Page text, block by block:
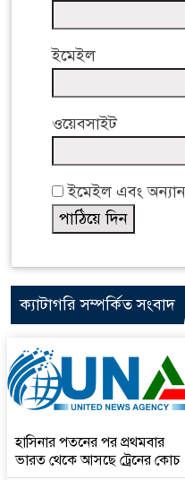
ইমেইল
ওয়েবসাইট
ইমেইল এবং
ক্যাটাগরি সম্পর্কিত সংবাদ
হাসিনার পতনের পর প্রথমবার
ভারত থেকে আসছে ট্রেনের কোচ